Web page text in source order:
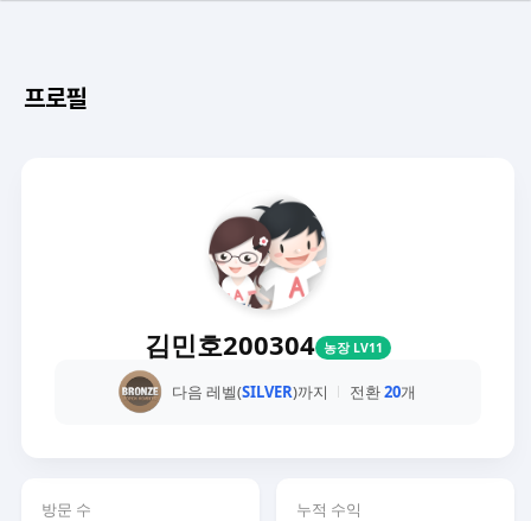
프로필
김민호200304 농장 LV11
다음 레벨(SILVER)까지 전환20개
방문 수 누적 수익